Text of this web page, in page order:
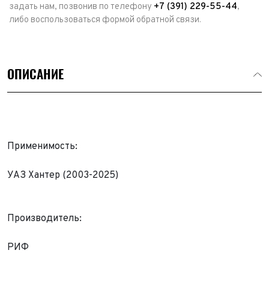
задать нам, позвонив по телефону +7 (391) 229-55-44,
либо воспользоваться формой обратной связи.
ОПИСАНИЕ
Применимость:
УАЗ Хантер (2003-2025)
Производитель:
РИФ